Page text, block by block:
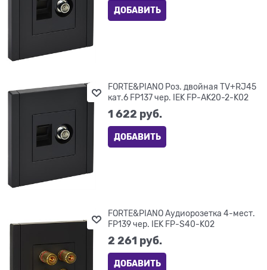
ДОБАВИТЬ
FORTE&PIANO Роз. двойная TV+RJ45
кат.6 FP137 чер. IEK FP-AK20-2-K02
1 622 руб.
ДОБАВИТЬ
FORTE&PIANO Аудиорозетка 4-мест.
FP139 чер. IEK FP-S40-K02
2 261 руб.
ДОБАВИТЬ